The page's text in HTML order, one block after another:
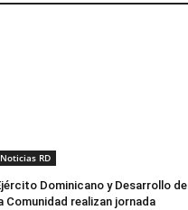
Noticias RD
Dominicano y Desarrollo de
Comunidad realizan jornada